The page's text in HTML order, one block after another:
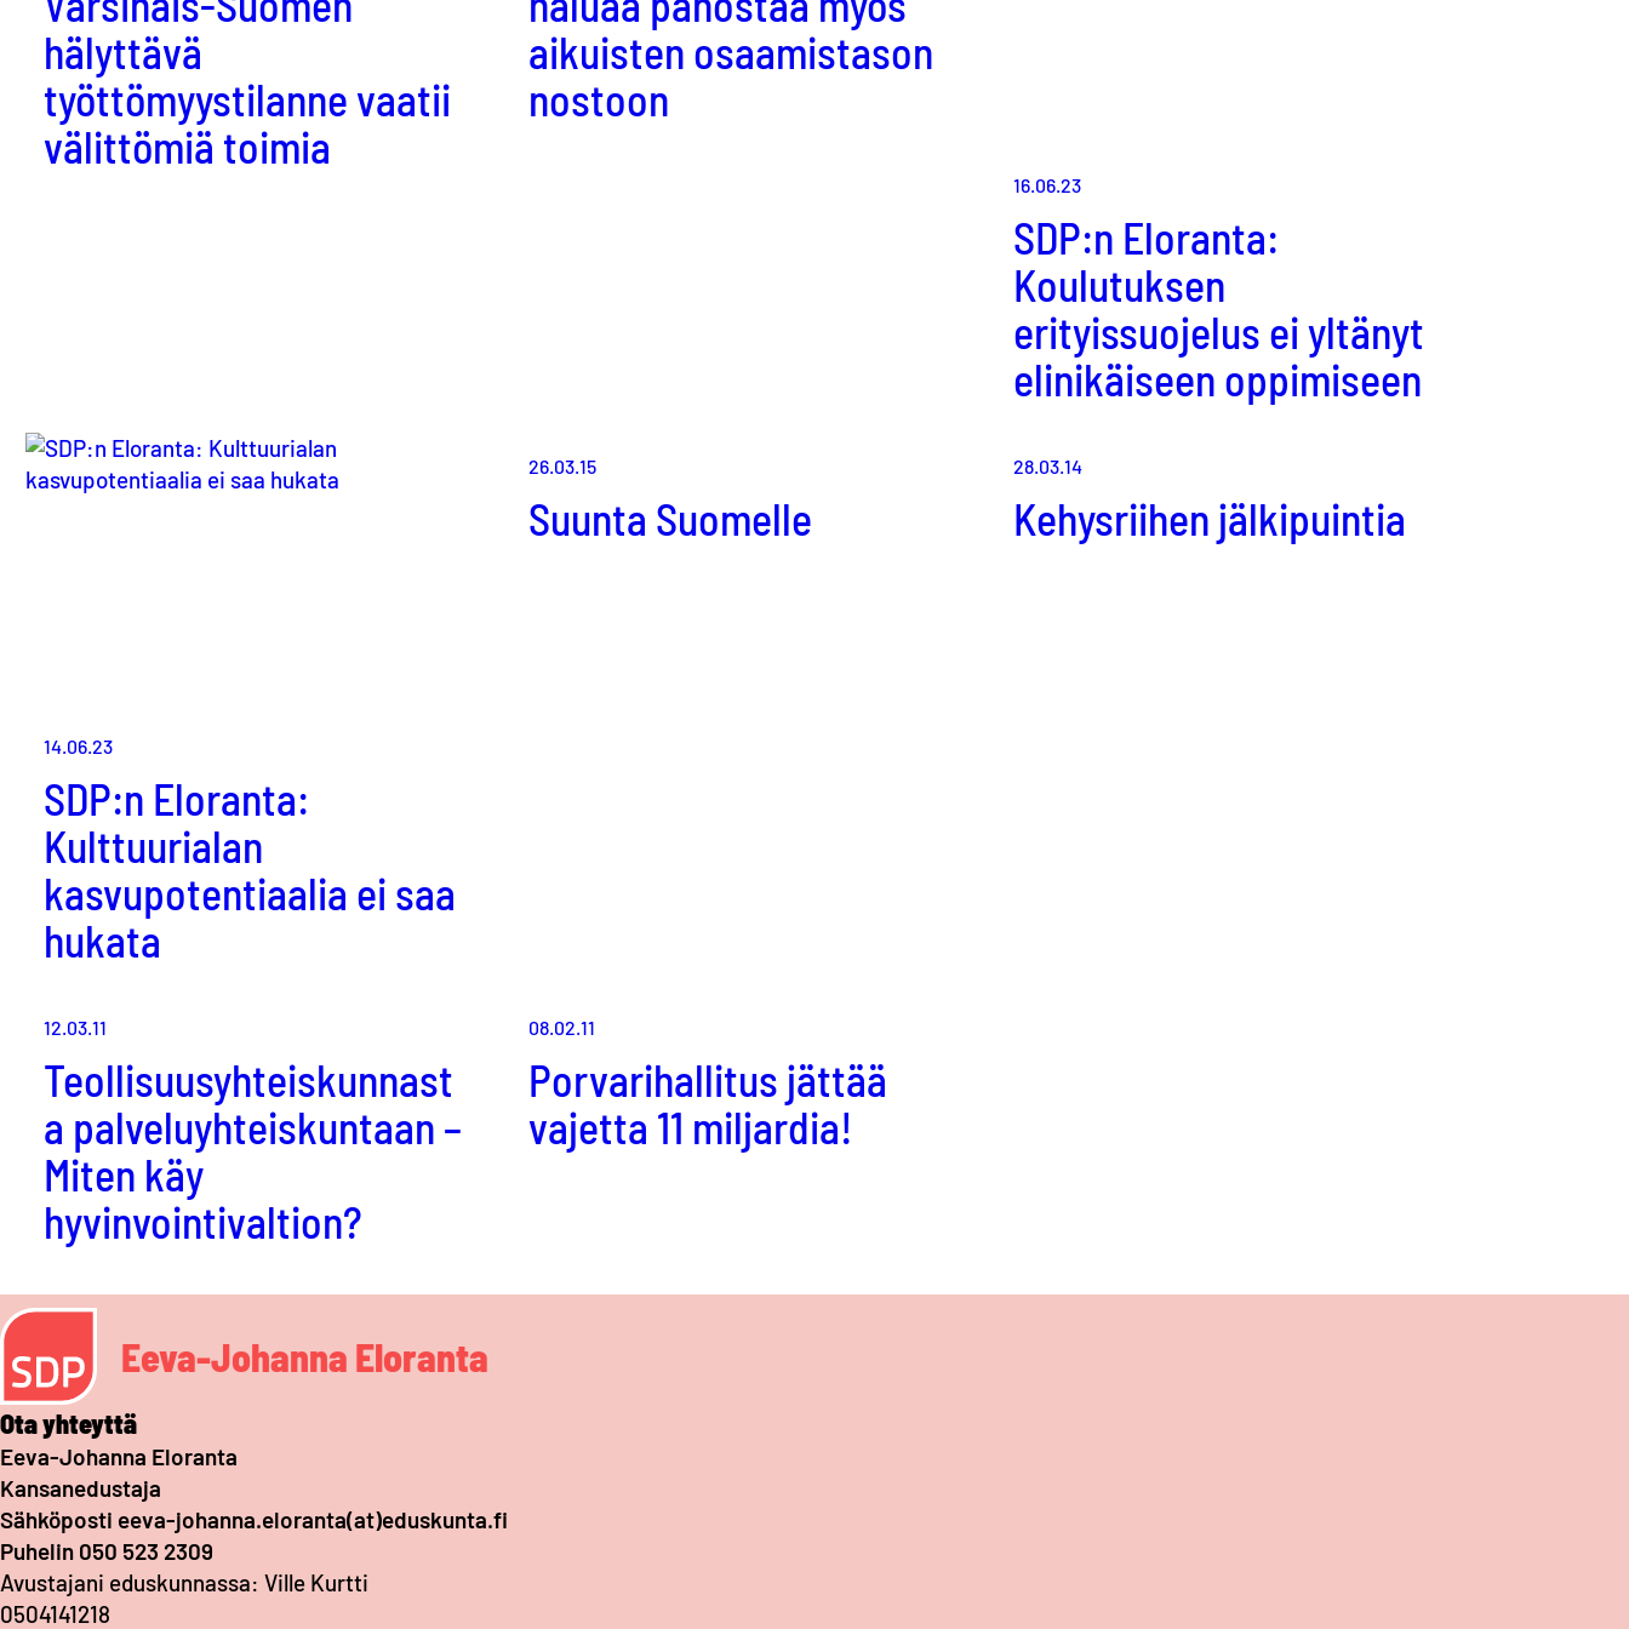
hälyttävä
työttömyystilanne vaatii
välittömiä toimia
aikuisten osaamistason
nostoon
16.06.23
SDP:n Eloranta:
Koulutuksen
erityissuojelus ei yltänyt
elinikäiseen oppimiseen
14.06.23
SDP:n Eloranta:
Kulttuurialan
kasvupotentiaalia ei saa
hukata
26.03.15
Suunta Suomelle
28.03.14
Kehysriihen jälkipuintia
12.03.11
Teollisuusyhteiskunnast
a palveluyhteiskuntaan –
Miten käy
hyvinvointivaltion?
08.02.11
Porvarihallitus jättää
vajetta 11 miljardia!
Eeva-Johanna Eloranta
Ota yhteyttä
Eeva-Johanna Eloranta
Kansanedustaja
Sähköposti eeva-johanna.eloranta(at)eduskunta.fi
Puhelin 050 523 2309
Avustajani eduskunnassa: Ville Kurtti
0504141218